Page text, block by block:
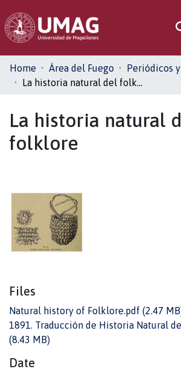
Communities
& Collections
Statistics
Home Área del Fuego
Periódicos
La historia natural del folklore
La historia natural
folklore
Files
Natural history of Folklore.pdf (2.47
1891. Traducción de Historia Natural
(8.43 MB)
Date